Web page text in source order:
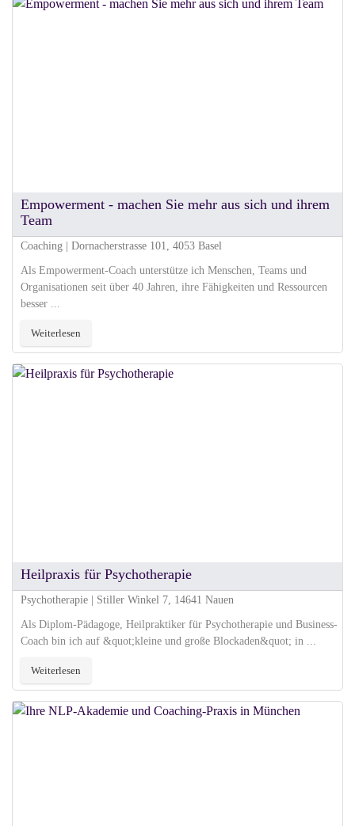
Empowerment - machen Sie mehr aus sich und ihrem
Team
Coaching | Dornacherstrasse 101, 4053 Basel
Als Empowerment-Coach unterstütze ich Menschen, Teams und
Organisationen seit über 40 Jahren, ihre Fähigkeiten und Ressourcen
besser ...
Weiterlesen
Heilpraxis für Psychotherapie
Psychotherapie | Stiller Winkel 7, 14641 Nauen
Als Diplom-Pädagoge, Heilpraktiker für Psychotherapie und Business-
Coach bin ich auf &quot;kleine und große Blockaden&quot; in ...
Weiterlesen